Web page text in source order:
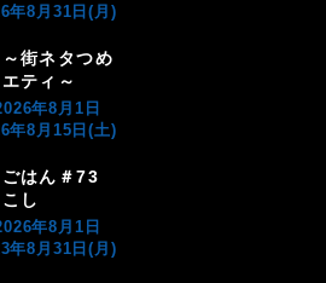
年8月31日(月)
街ネタつめ
ティ～
年8月1日
年8月15日(土)
はん＃73
し
年8月1日
年8月31日(月)